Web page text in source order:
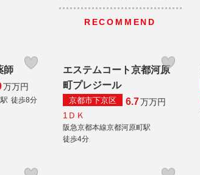
RECOMMEND
師
万万円
徒歩8分
エステムコート京都河原
町プレジール
京都市下京区 6.7万万円
1ＤＫ
阪急京都本線京都河原町駅
徒歩4分